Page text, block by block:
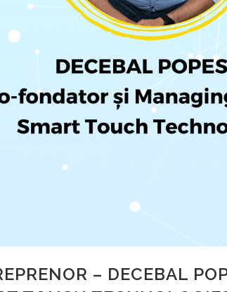
– DECEBAL